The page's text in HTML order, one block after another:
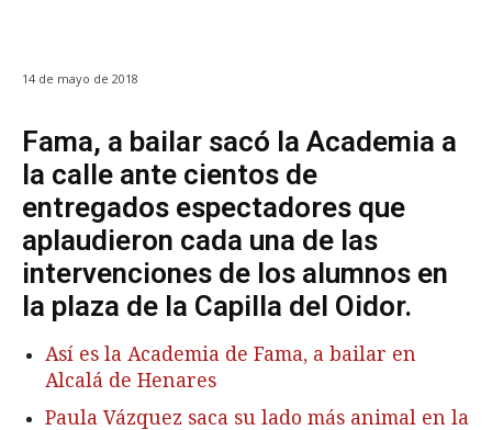
14 de mayo de 2018
Fama, a bailar sacó la Academia a
la calle ante cientos de
entregados espectadores que
aplaudieron cada una de las
intervenciones de los alumnos en
la plaza de la Capilla del Oidor.
Así es la Academia de Fama, a bailar en
Alcalá de Henares
Paula Vázquez saca su lado más animal en la